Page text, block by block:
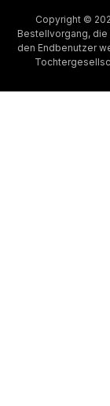
Copyright ©
Bestellvorgang,
den Endbenutzer